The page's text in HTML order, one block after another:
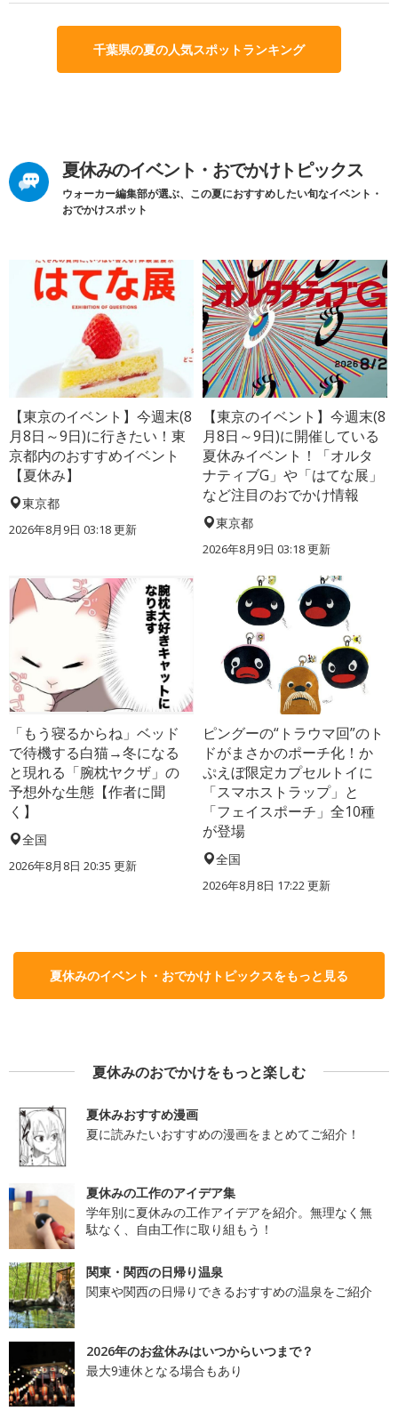
千葉県の夏の人気スポットランキング
夏休みのイベント・おでかけトピックス
ウォーカー編集部が選ぶ、この夏におすすめしたい旬なイベント・
おでかけスポット
【東京のイベント】今週末(8
月8日～9日)に行きたい！東
京都内のおすすめイベント
【夏休み】
東京都
2026年8月9日 03:18更新
【東京のイベント】今週末(8
月8日～9日)に開催している
夏休みイベント！「オルタ
ナティブG」や「はてな展」
など注目のおでかけ情報
東京都
2026年8月9日 03:18更新
「もう寝るからね」ベッド
で待機する白猫→冬になる
と現れる「腕枕ヤクザ」の
予想外な生態【作者に聞
く】
全国
2026年8月8日 20:35 更新
ピングーの“トラウマ回”のト
ドがまさかのポーチ化！か
ぷえぼ限定カプセルトイに
「スマホストラップ」と
「フェイスポーチ」全10種
が登場
全国
2026年8月8日 17:22更新
夏休みのイベント・おでかけトピックスをもっと見る
夏休みのおでかけをもっと楽しむ
夏休みおすすめ漫画
夏に読みたいおすすめの漫画をまとめてご紹介！
夏休みの工作のアイデア集
学年別に夏休みの工作アイデアを紹介。無理なく無
駄なく、自由工作に取り組もう！
関東・関西の日帰り温泉
関東や関西の日帰りできるおすすめの温泉をご紹介
2026年のお盆休みはいつからいつまで？
最大9連休となる場合もあり